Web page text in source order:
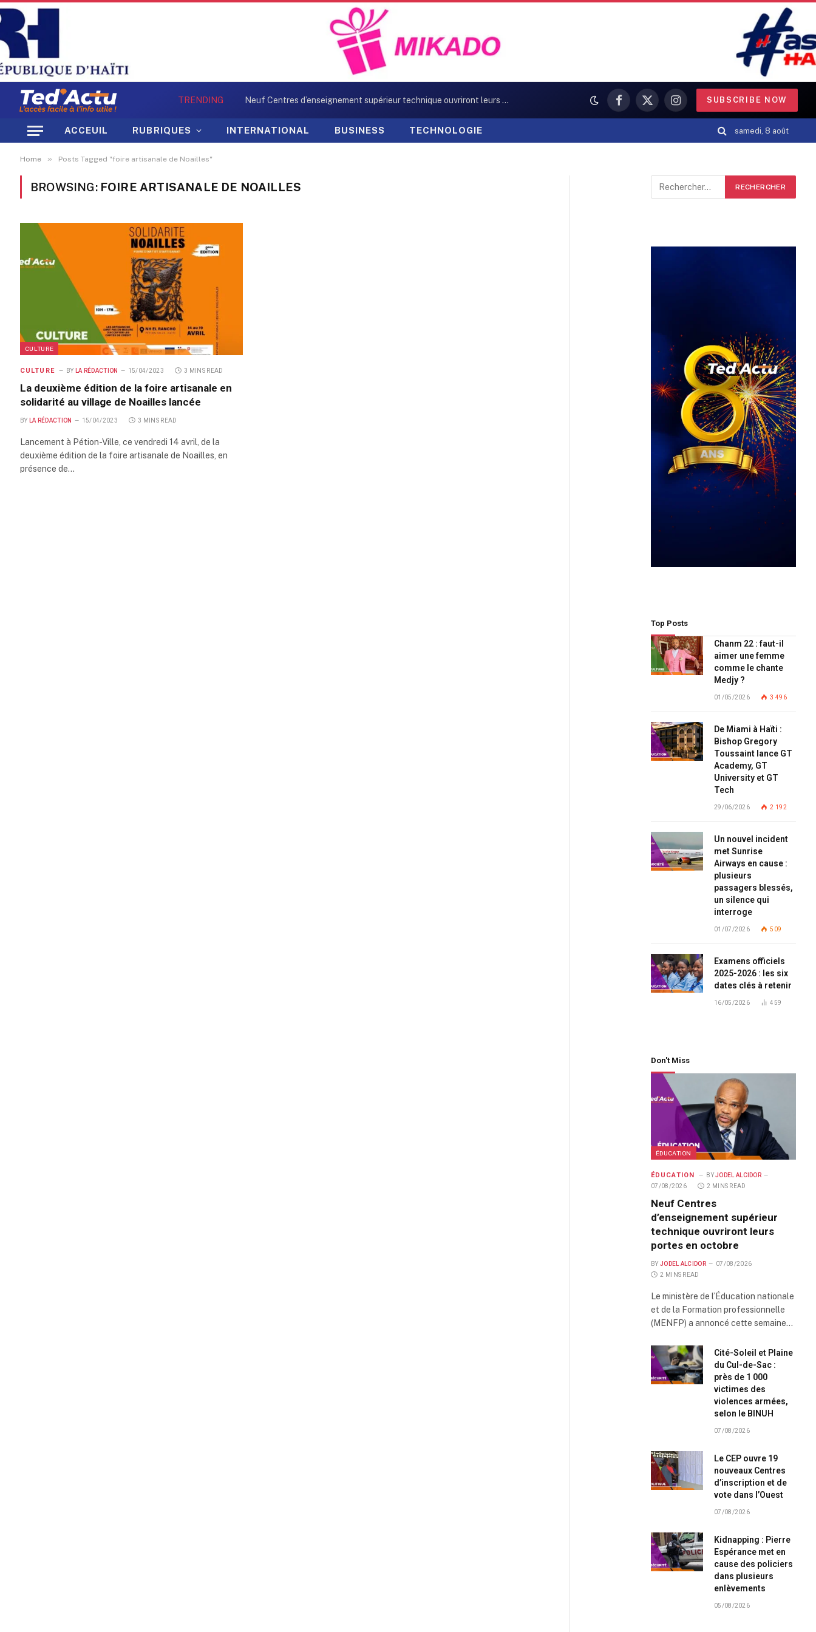
TRENDING Neuf Centres d’enseignement supérieur technique ouvriront leurs portes en octobre
Facebook
X
(Twitter)
Instagram
SUBSCRIBE NOW
ACCEUIL RUBRIQUES INTERNATIONAL BUSINESS TECHNOLOGIE samedi, 8 août
Home » Posts Tagged "foire artisanale de Noailles"
BROWSING: FOIRE ARTISANALE DE NOAILLES
CULTURE
CULTURE BY LA RÉDACTION 15/04/2023 3 MINS READ
La deuxième édition de la foire artisanale en
solidarité au village de Noailles lancée
BY LA RÉDACTION 15/04/2023 3 MINS READ
Lancement à Pétion-Ville, ce vendredi 14 avril, de la
deuxième édition de la foire artisanale de Noailles, en
présence de…
Top Posts
Chanm 22 : faut-il
aimer une femme
comme le chante
Medjy ?
01/05/2026 3 496
De Miami à Haïti :
Bishop Gregory
Toussaint lance GT
Academy, GT
University et GT
Tech
29/06/2026 2 192
Un nouvel incident
met Sunrise
Airways en cause :
plusieurs
passagers blessés,
un silence qui
interroge
01/07/2026 509
Examens officiels
2025-2026 : les six
dates clés à retenir
16/05/2026 459
Don't Miss
ÉDUCATION
ÉDUCATION BY JODEL ALCIDOR
07/08/2026
2 MINS READ
Neuf Centres
d’enseignement supérieur
technique ouvriront leurs
portes en octobre
BY JODEL ALCIDOR
07/08/2026
2 MINS READ
Le ministère de l’Éducation nationale
et de la Formation professionnelle
(MENFP) a annoncé cette semaine…
Cité-Soleil et Plaine
du Cul-de-Sac :
près de 1 000
victimes des
violences armées,
selon le BINUH
07/08/2026
Le CEP ouvre 19
nouveaux Centres
d’inscription et de
vote dans l’Ouest
07/08/2026
Kidnapping : Pierre
Espérance met en
cause des policiers
dans plusieurs
enlèvements
05/08/2026